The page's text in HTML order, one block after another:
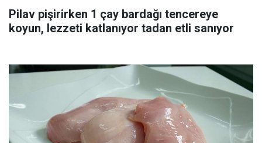
Pilav pişirirken 1 çay bardağı tencereye
koyun, lezzeti katlanıyor tadan etli sanıyor